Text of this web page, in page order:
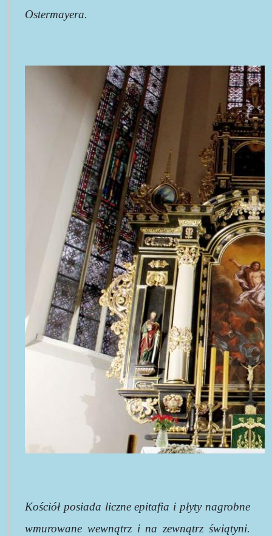
Ostermayera.
Kościół posiada liczne epitafia i płyty nagrobne
wmurowane wewnątrz i na zewnątrz świątyni.